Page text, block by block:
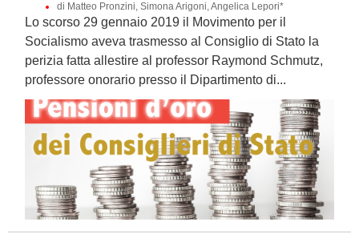
di Matteo Pronzini, Simona Arigoni, Angelica Lepori*
Lo scorso 29 gennaio 2019 il Movimento per il
Socialismo aveva trasmesso al Consiglio di Stato la
perizia fatta allestire al professor Raymond Schmutz,
professore onorario presso il Dipartimento di...